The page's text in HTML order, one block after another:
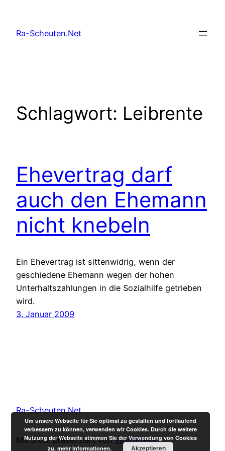
springen
Ra-Scheuten.Net
Schlagwort: Leibrente
Ehevertrag darf
auch den Ehemann
nicht knebeln
Ein Ehevertrag ist sittenwidrig, wenn der
geschiedene Ehemann wegen der hohen
Unterhaltszahlungen in die Sozialhilfe getrieben
wird.
3. Januar 2009
Ra-Scheuten.Net
Mit Stolz präsentiert vonWordPress
Um unsere Webseite für Sie optimal zu gestalten und fortlaufend
verbessern zu können, verwenden wir Cookies. Durch die weitere
Nutzung der Webseite stimmen Sie der Verwendung von Cookies
zu.mehr Informationen. Akzeptieren